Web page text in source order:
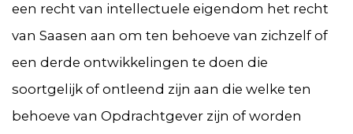
een recht van intellectuele eigendom het recht
van Saasen aan om ten behoeve van zichzelf of
een derde ontwikkelingen te doen die
soortgelijk of ontleend zijn aan die welke ten
behoeve van Opdrachtgever zijn of worden